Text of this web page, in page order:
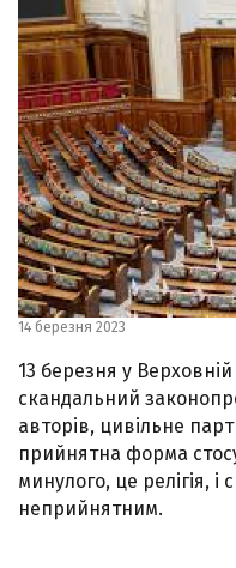
14 березня 2023
13 березня у
скандальний
авторів, цивільне
прийнятна форма
минулого, це релігія, і
неприйнятним.